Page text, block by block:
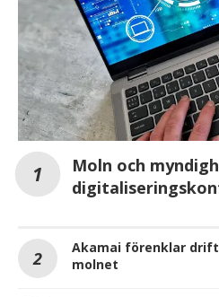
Moln och
Akamai förenklar
molnet